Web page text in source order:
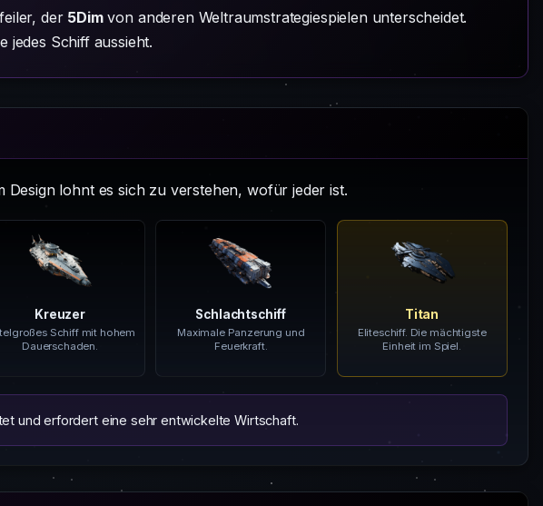
der 5Dimvon anderen Weltraumstrategiespielen unterscheidet.
jedes Schiff aussieht.
Design lohnt es sich zu verstehen, wofür jeder ist.
Kreuzer
Schiff mit hohem
Dauerschaden.
Schlachtschiff
Maximale Panzerung und
Feuerkraft.
Titan
Eliteschiff. Die mächtigste
Einheit im Spiel.
und erfordert eine sehr entwickelte Wirtschaft.